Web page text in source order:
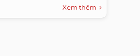
Xem thêm